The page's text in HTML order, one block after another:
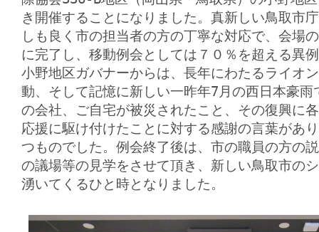
き開催することになりました。真新しい鳥取市
しも良く市の担当者の方の丁寧な対応で、会場
に完了し、移動例会としては７０％を超える異
小野地区ガバナーからは、長年にわたるライオ
動、そして記憶に新しい一昨年7月の西日本豪
の会社、ご自宅が被災されたこと、その復興に
応援に駆け付けたことに対する感謝の言葉があ
つものでした。例会終了後は、市の職員の方の
の議場等の見学をさせて頂き、新しい鳥取市の
湧いてくるひと時となりました。